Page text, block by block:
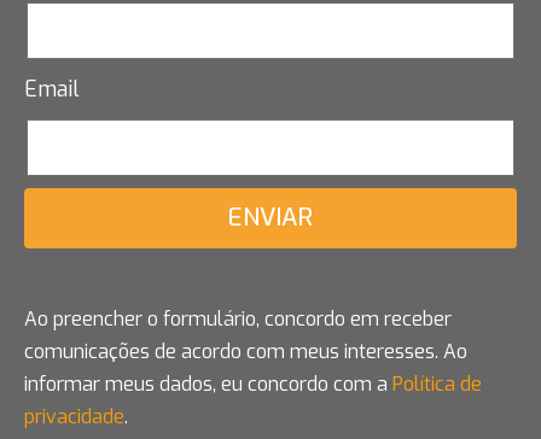
Email
ENVIAR
Ao preencher o formulário, concordo em receber
comunicações de acordo com meus interesses. Ao
informar meus dados, eu concordo com a Política de
privacidade.